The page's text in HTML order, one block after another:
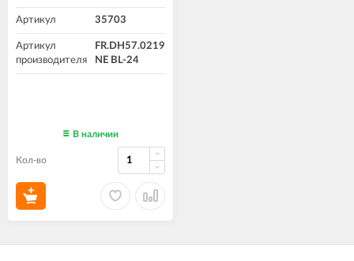
Артикул 35703
Артикул
производителя
FR.DH57.0219
NE BL-24
В наличии
Кол-во